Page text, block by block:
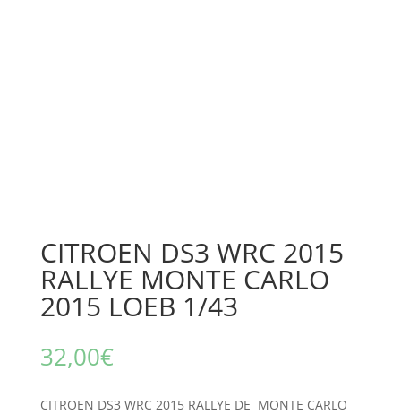
CITROEN DS3 WRC 2015
RALLYE MONTE CARLO
2015 LOEB 1/43
32,00€
CITROEN DS3 WRC 2015 RALLYE DE MONTE CARLO